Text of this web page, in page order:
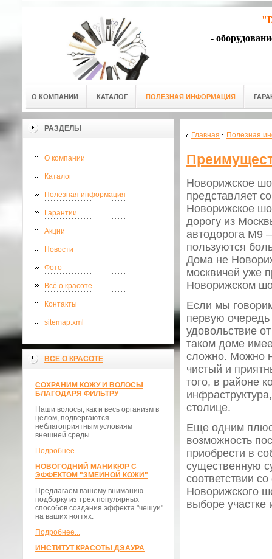
-
О КОМПАНИИ КАТАЛОГ ПОЛЕЗНАЯ ИНФОРМАЦИЯ
РАЗДЕЛЫ
О компании
Каталог
Полезная информация
Гарантии
Акции
Новости
Фото
Всё о красоте
Контакты
sitemap.xml
ВСЕ О КРАСОТЕ
СОХРАНИМ КОЖУ И ВОЛОСЫ
БЛАГОДАРЯ ФИЛЬТРУ
Наши волосы, как и весь организм в
целом, подвергаются
неблагоприятным условиям
внешней среды.
Подробнее...
НОВОГОДНИЙ МАНИКЮР С
ЭФФЕКТОМ "ЗМЕИНОЙ КОЖИ"
Предлагаем вашему вниманию
подборку из трех популярных
способов создания эффекта "чешуи"
на ваших ногтях.
Подробнее...
ИНСТИТУТ КРАСОТЫ ДЭАУРА
Главная Полезная
Новорижское
представляет
Новорижское
дорогу из
автодорога М9
пользуются
Дома не
москвичей уже
Новорижском
Если мы
первую
удовольствие
таком доме
сложно. Можно
чистый и
того, в районе
столице.
Еще одним
возможность
приобрести в
существенную
соответствии
Новорижского
выборе участке